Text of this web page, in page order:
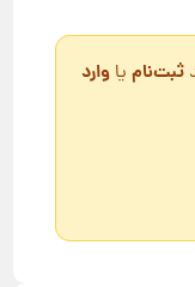
ثبت‌نام یا وارد